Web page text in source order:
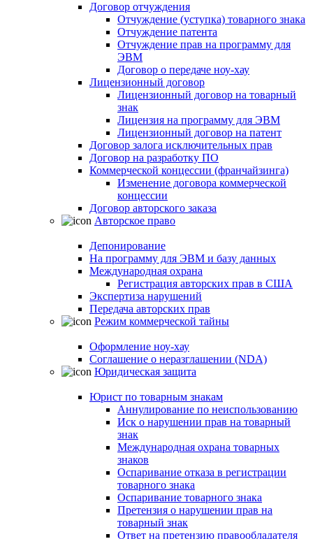
Договор отчуждения
Отчуждение (уступка) товарного знака
Отчуждение патента
Отчуждение прав на программу для
ЭВМ
Договор о передаче ноу-хау
Лицензионный договор
Лицензионный договор на товарный
знак
Лицензия на программу для ЭВМ
Лицензионный договор на патент
Договор залога исключительных прав
Договор на разработку ПО
Коммерческой концессии (франчайзинга)
Изменение договора коммерческой
концессии
Договор авторского заказа
Авторское право
Депонирование
На программу для ЭВМ и базу данных
Международная охрана
Регистрация авторских прав в США
Экспертиза нарушений
Передача авторских прав
Режим коммерческой тайны
Оформление ноу-хау
Соглашение о неразглашении (NDA)
Юридическая защита
Юрист по товарным знакам
Аннулирование по неиспользованию
Иск о нарушении прав на товарный
знак
Международная охрана товарных
знаков
Оспаривание отказа в регистрации
товарного знака
Оспаривание товарного знака
Претензия о нарушении прав на
товарный знак
Ответ на претензию правообладателя